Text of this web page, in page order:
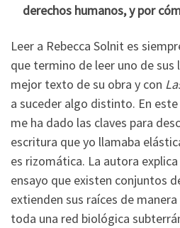
derechos humanos, y por
Leer a Rebecca Solnit es
que termino de leer uno de
mejor texto de su obra y con
a suceder algo distinto. En
me ha dado las claves para
escritura que yo llamaba
es rizomática. La autora
ensayo que existen conjuntos
extienden sus raíces de
toda una red biológica